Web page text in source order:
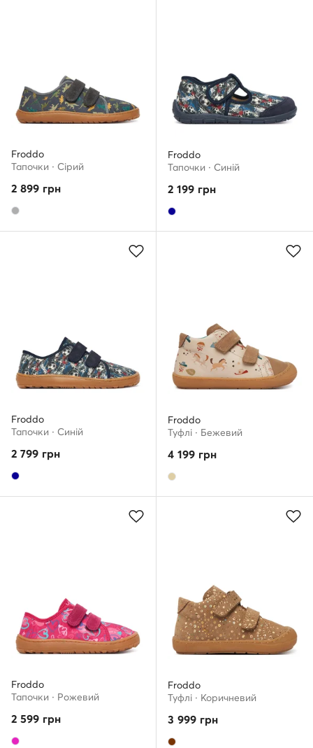
Froddo
Тапочки · Сірий
2 899 грн
Froddo
Тапочки · Cиній
2 199 грн
Froddo
Тапочки · Cиній
2 799 грн
Froddo
Туфлі · Бежевий
4 199 грн
Froddo
Тапочки · Рожевий
2 599 грн
Froddo
Туфлі · Коричневий
3 999 грн